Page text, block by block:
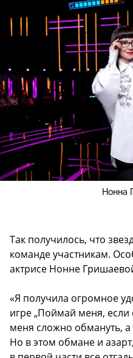
Нонна
Так получилось, что
команде участникам.
актрисе Нонне
«Я получила огромное
игре „Поймай меня,
меня сложно обмануть,
Но в этом обмане и